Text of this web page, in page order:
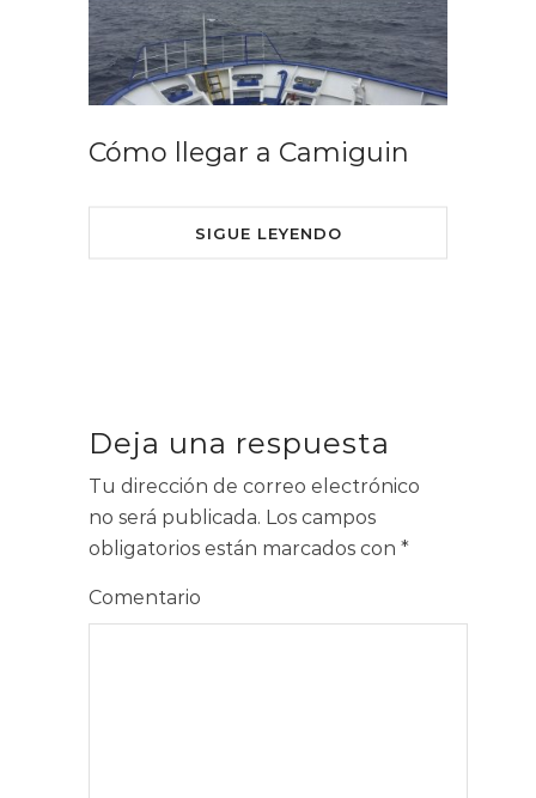
Cómo llegar a Camiguin
SIGUE LEYENDO
Deja una respuesta
Tu dirección de correo electrónico
no será publicada. Los campos
obligatorios están marcados con *
Comentario